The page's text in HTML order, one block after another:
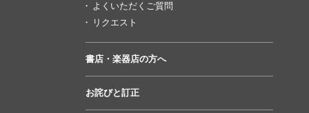
よくいただくご質問
リクエスト
書店・楽器店の方へ
お詫びと訂正